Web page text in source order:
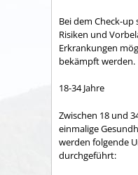
Bei dem Check-
Risiken und
Erkrankungen
bekämpft werden.
18-34 Jahre
Zwischen 18 und
einmalige
werden folgende
durchgeführt: